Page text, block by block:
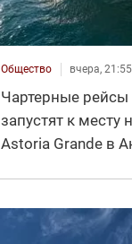
Общество вчера, 21:55
Чартерные рейсы
запустят к месту
Astoria Grande в